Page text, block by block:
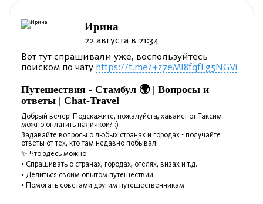
Полезно Не полезно
Не полезно
Ирина
22 августа в 21:34
Вот тут спрашивали уже, воспользуйтесь
поиском по чату https://t.me/+z7eMI8fqfLg5NGVi
Путешествия - Стамбул 🌍 | Вопросы и
ответы | Chat-Travel
Добрый вечер! Подскажите, пожалуйста, хаваист от Таксим
можно оплатить наличкой? :)
Задавайте вопросы о любых странах и городах - получайте
ответы от тех, кто там недавно побывал!
✨ Что здесь можно:
• Спрашивать о странах, городах, отелях, визах и т.д.
• Делиться своим опытом путешествий
• Помогать советами другим путешественникам